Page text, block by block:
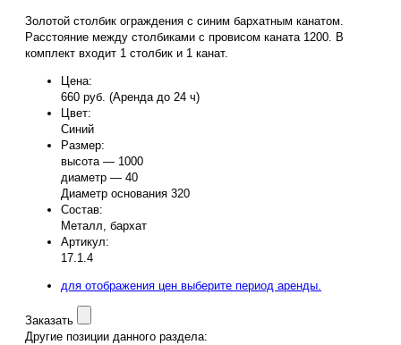
Золотой столбик ограждения с синим бархатным канатом.
Расстояние между столбиками с провисом каната 1200. В
комплект входит 1 столбик и 1 канат.
Цена:
660 руб. (Аренда до 24 ч)
Цвет:
Синий
Размер:
высота — 1000
диаметр — 40
Диаметр основания 320
Состав:
Металл, бархат
Артикул:
17.1.4
для отображения цен выберите период аренды.
Заказать
Другие позиции данного раздела: